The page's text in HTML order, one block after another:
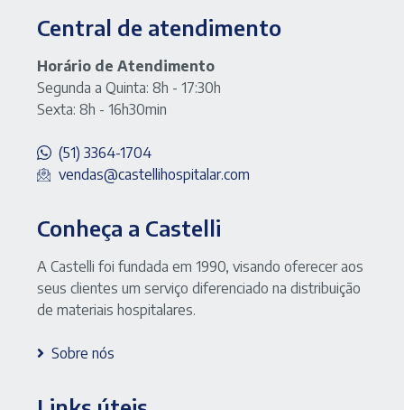
Central de atendimento
Horário de Atendimento
Segunda a Quinta: 8h - 17:30h
Sexta: 8h - 16h30min
(51) 3364-1704
vendas@castellihospitalar.com
Conheça a Castelli
A Castelli foi fundada em 1990, visando oferecer aos
seus clientes um serviço diferenciado na distribuição
de materiais hospitalares.
Sobre nós